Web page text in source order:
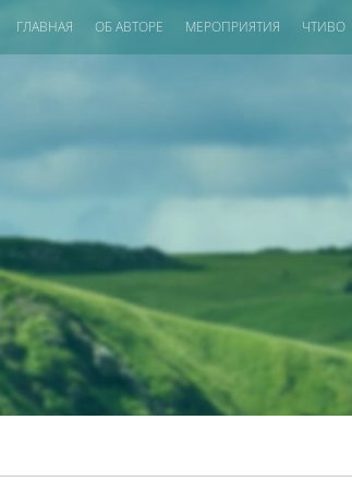
ГЛАВНАЯ ОБ АВТОРЕ МЕРОПРИЯТИЯ ЧТИВО